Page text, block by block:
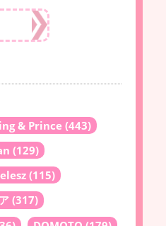
& Prince (443)
(129)
(115)
(317)